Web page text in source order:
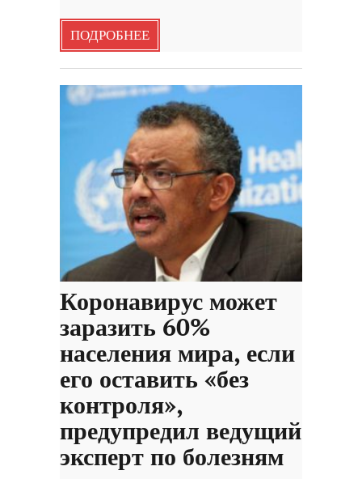
ПОДРОБНЕЕ
Коронавирус может
заразить 60%
населения мира, если
его оставить «без
контроля»,
предупредил ведущий
эксперт по болезням